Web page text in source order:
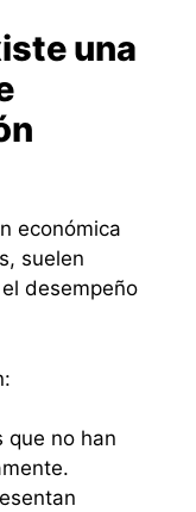
una
económica
suelen
desempeño
que no han